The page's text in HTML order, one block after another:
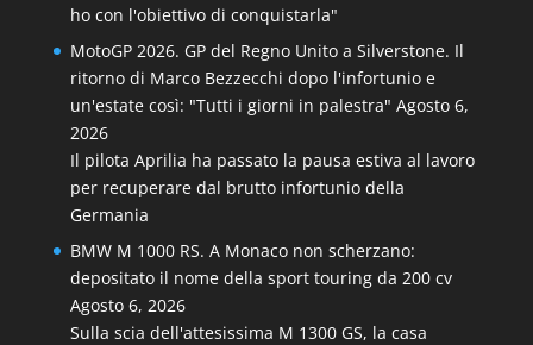
ho con l'obiettivo di conquistarla"
MotoGP 2026. GP del Regno Unito a Silverstone. Il
ritorno di Marco Bezzecchi dopo l'infortunio e
un'estate così: "Tutti i giorni in palestra" Agosto 6,
2026
Il pilota Aprilia ha passato la pausa estiva al lavoro
per recuperare dal brutto infortunio della
Germania
BMW M 1000 RS. A Monaco non scherzano:
depositato il nome della sport touring da 200 cv
Agosto 6, 2026
Sulla scia dell'attesissima M 1300 GS, la casa